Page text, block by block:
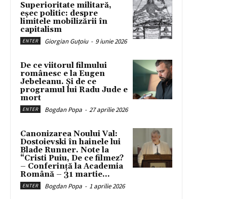
Superioritate militară,
eșec politic: despre
limitele mobilizării în
capitalism
ENTER Giorgian Guțoiu - 9 iunie 2026
De ce viitorul filmului
românesc e la Eugen
Jebeleanu. Și de ce
programul lui Radu Jude e
mort
ENTER Bogdan Popa - 27 aprilie 2026
Canonizarea Noului Val:
Dostoievski în hainele lui
Blade Runner. Note la
“Cristi Puiu, De ce filmez?
– Conferință la Academia
Română – 31 martie...
ENTER Bogdan Popa - 1 aprilie 2026